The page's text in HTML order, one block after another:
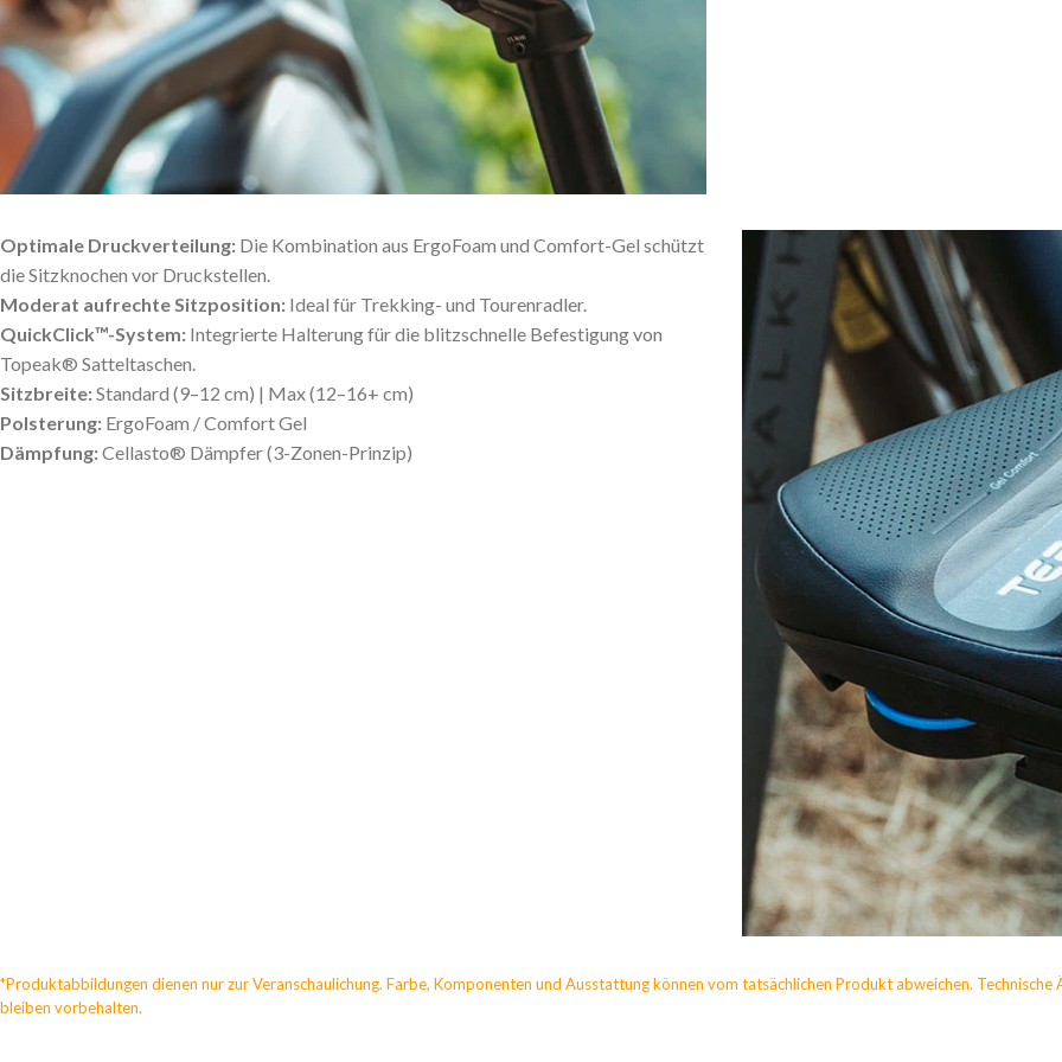
Optimale Druckverteilung: Die Kombination aus ErgoFoam und Comfort-Gel schützt
die Sitzknochen vor Druckstellen.
Moderat aufrechte Sitzposition: Ideal für Trekking- und Tourenradler.
QuickClick™-System: Integrierte Halterung für die blitzschnelle Befestigung von
Topeak® Satteltaschen.
Sitzbreite:Standard (9–12 cm) | Max (12–16+ cm)
Polsterung: ErgoFoam / Comfort Gel
Dämpfung:Cellasto® Dämpfer (3-Zonen-Prinzip)
*Produktabbildungen dienen nur zur Veranschaulichung. Farbe, Komponenten und Ausstattung können vom tatsächlichen Produkt abweichen.
bleiben vorbehalten.